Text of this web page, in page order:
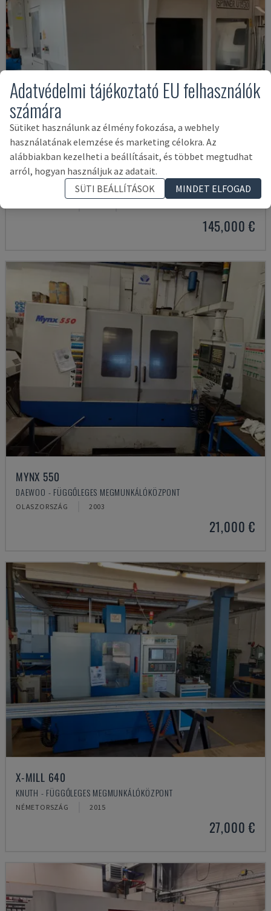
U5-1530
SPINNER - FÜGGŐLEGES MEGMUNKÁLÓKÖZPONT
145,000 €
MYNX 550
DAEWOO - FÜGGŐLEGES MEGMUNKÁLÓKÖZPONT
OLASZORSZÁG 2003
21,000 €
X-MILL 640
KNUTH - FÜGGŐLEGES MEGMUNKÁLÓKÖZPONT
NÉMETORSZÁG 2015
27,000 €
Adatvédelmi tájékoztató EU felhasználók
számára
Sütiket használunk az élmény fokozása, a webhely
használatának elemzése és marketing célokra. Az
alábbiakban kezelheti a beállításait, és többet megtudhat
arról, hogyan használjuk az adatait.
SÜTI BEÁLLÍTÁSOK
MINDET ELFOGAD